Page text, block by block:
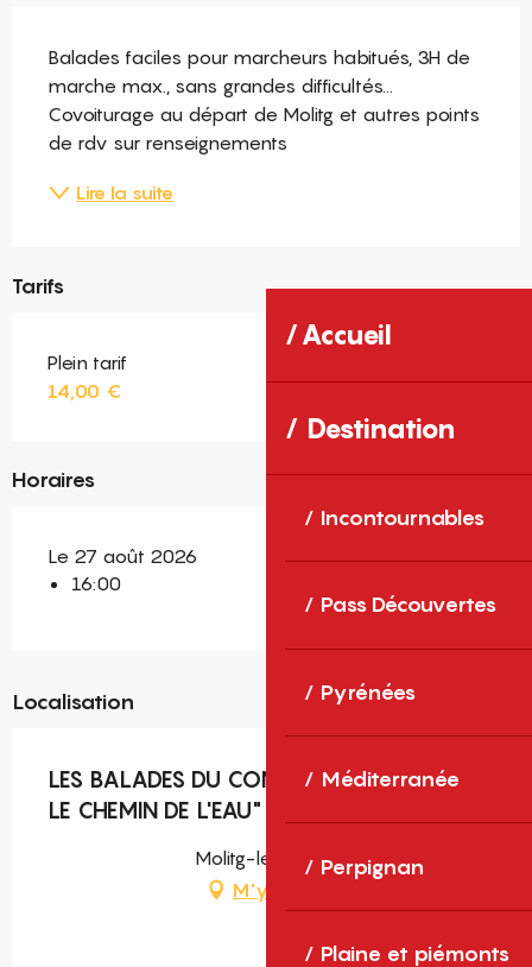
Accueil
Destination
Incontournables
Pass Découvertes
Pyrénées
Méditerranée
Perpignan
Plaine et piémonts
Balades faciles pour marcheurs habitués, 3H de
marche max., sans grandes difficultés...
Covoiturage au départ de Molitg et autres points
de rdv sur renseignements
Lire la suite
Tarifs
Plein tarif
14,00 €
Horaires
Le 27 août 2026
16:00
Localisation
LES BALADES DU CONFLENT "MARCEVOL,
LE CHEMIN DE L'EAU"
Molitg-les-Bains
M'y rendre